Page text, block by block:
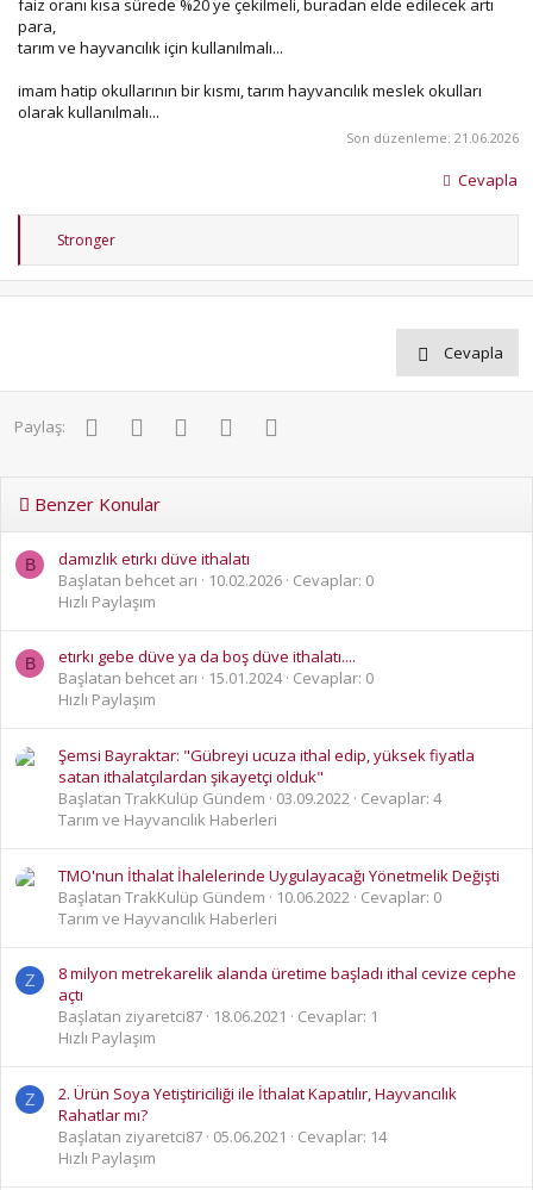
para,
tarım ve hayvancılık için kullanılmalı...
imam hatip okullarının bir kısmı, tarım hayvancılık meslek okulları
olarak kullanılmalı...
Son düzenleme: 21.06.2026
Cevapla
T
p
k
:
Stronger
Cevapla
Paylaş: FacebookTwitter PinterestWhatsApp
Benzer Konular
B
damızlık etırkı düve ithalatı
Başlatan behcet arı
10.02.2026 Cevaplar: 0
Hızlı Paylaşım
B
etırkı gebe düve ya da boş düve ithalatı....
Başlatan behcet arı
15.01.2024 Cevaplar: 0
Hızlı Paylaşım
Şemsi Bayraktar: "Gübreyi ucuza ithal edip, yüksek fiyatla
satan ithalatçılardan şikayetçi olduk"
Başlatan TrakKulüp Gündem
03.09.2022 Cevaplar: 4
Tarım ve Hayvancılık Haberleri
TMO'nun İthalat İhalelerinde Uygulayacağı Yönetmelik Değişti
Başlatan TrakKulüp Gündem
10.06.2022 Cevaplar: 0
Tarım ve Hayvancılık Haberleri
Z
8 milyon metrekarelik alanda üretime başladı ithal cevize cephe
açtı
Başlatan ziyaretci87
18.06.2021
Cevaplar: 1
Hızlı Paylaşım
Z
2. Ürün Soya Yetiştiriciliği ile İthalat Kapatılır, Hayvancılık
Rahatlar mı?
Başlatan ziyaretci87 05.06.2021
Cevaplar: 14
Hızlı Paylaşım